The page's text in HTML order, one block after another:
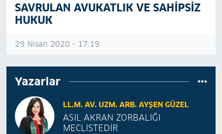
SAVRULAN AVUKATLIK VE SAHİPSİZ
HUKUK
29 Nisan 2020 - 17:19
Yazarlar
LL.M. AV. UZM. ARB. AYŞEN GÜZEL
ASIL AKRAN ZORBALIĞI
MECLİSTEDİR